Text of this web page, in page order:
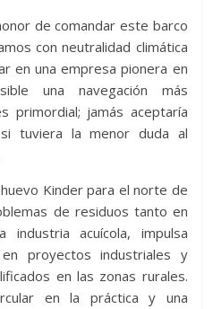
de comandar este barco
con neutralidad climática
en una empresa pionera en
una navegación más
primordial; jamás aceptaría
tuviera la menor duda al
Kinder para el norte de
de residuos tanto en
acuícola, impulsa
proyectos industriales y
en las zonas rurales.
en la práctica y una